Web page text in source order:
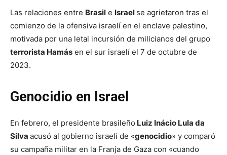
Las relaciones entre Brasil e Israel se agrietaron tras el
comienzo de la ofensiva israelí en el enclave palestino,
motivada por una letal incursión de milicianos del grupo
terrorista Hamás en el sur israelí el 7 de octubre de
2023.
Genocidio en Israel
En febrero, el presidente brasileño Luiz Inácio Lula da
Silva acusó al gobierno israelí de «genocidio» y comparó
su campaña militar en la Franja de Gaza con «cuando